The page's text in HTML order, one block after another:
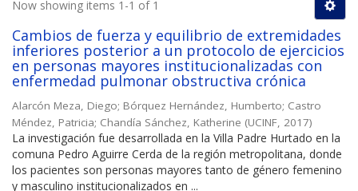
Now showing items 1-1 of 1
Cambios de fuerza y equilibrio de extremidades
inferiores posterior a un protocolo de ejercicios
en personas mayores institucionalizadas con
enfermedad pulmonar obstructiva crónica
Alarcón Meza, Diego; Bórquez Hernández, Humberto; Castro
Méndez, Patricia; Chandía Sánchez, Katherine (UCINF, 2017)
La investigación fue desarrollada en la Villa Padre Hurtado en la
comuna Pedro Aguirre Cerda de la región metropolitana, donde
los pacientes son personas mayores tanto de género femenino
y masculino institucionalizados en ...